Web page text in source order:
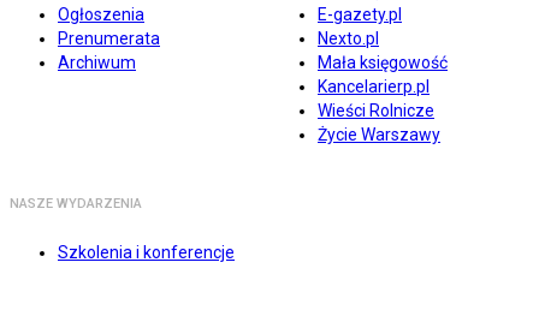
Ogłoszenia
Prenumerata
Archiwum
E-gazety.pl
Nexto.pl
Mała księgowość
Kancelarierp.pl
Wieści Rolnicze
Życie Warszawy
NASZE WYDARZENIA
Szkolenia i konferencje